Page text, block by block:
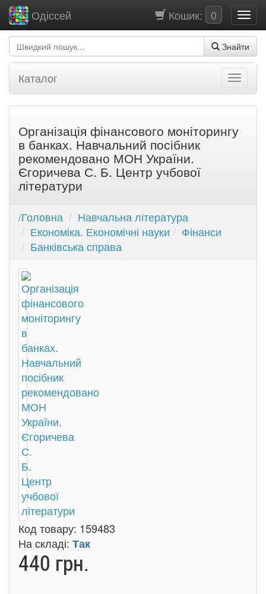
Кошик: 0
Одіссей
Знайти
Каталог
Організація фінансового моніторингу
в банках. Навчальний посібник
рекомендовано МОН України.
Єгоричева С. Б. Центр учбової
літератури
/Головна
Навчальна література
Економіка. Економічні науки
Фінанси
Банківська справа
Код товару: 159483
На складі: Так
440 грн.